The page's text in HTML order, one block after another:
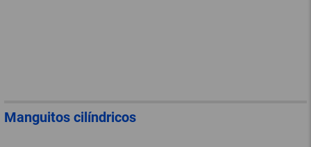
Manguitos cilíndricos